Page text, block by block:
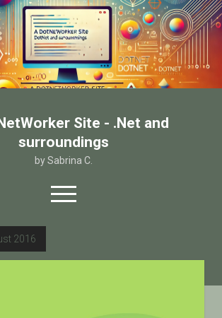
Site - .Net and
surroundings
by Sabrina C.
open
menu
twitter
2016